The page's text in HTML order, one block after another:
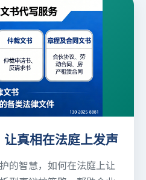
真相在法庭上发声
的智慧，如何在法庭上让